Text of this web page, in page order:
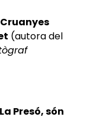
(autora del
Presó, són